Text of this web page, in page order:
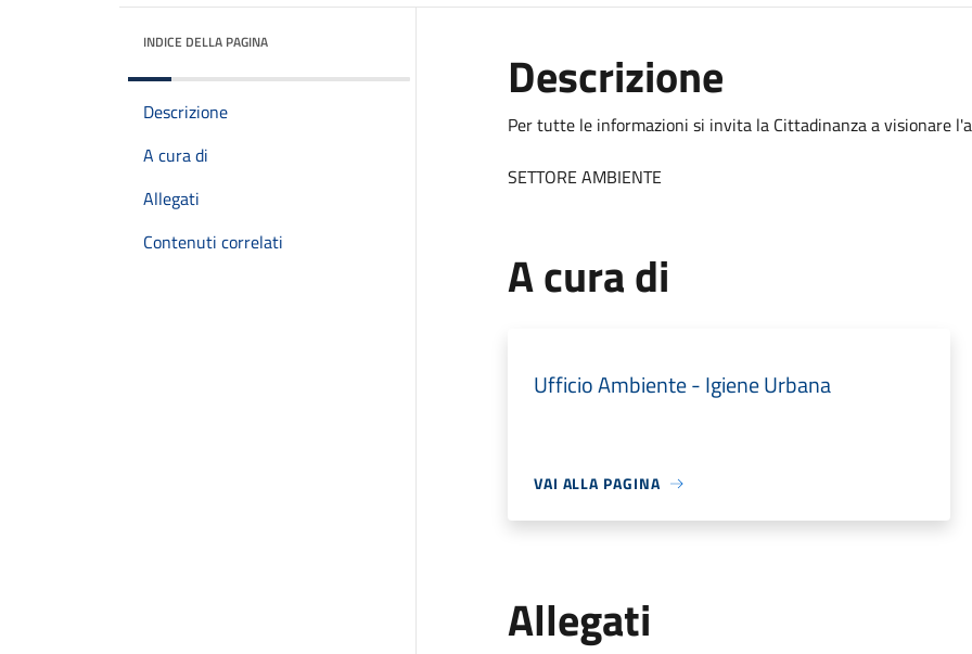
INDICE DELLA PAGINA
Descrizione
A cura di
Allegati
Contenuti correlati
Descrizione
Per tutte le informazioni si invita la Cittadinanza a visionare
SETTORE AMBIENTE
A cura di
Ufficio Ambiente - Igiene Urbana
VAI ALLA PAGINA
Allegati